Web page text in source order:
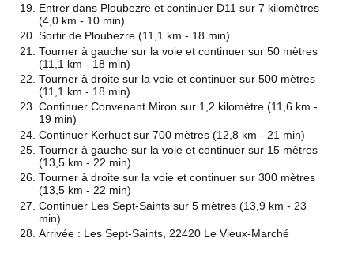
Entrer dans Ploubezre et continuer D11 sur 7 kilomètres
(4,0 km - 10 min)
Sortir de Ploubezre (11,1 km - 18 min)
Tourner à gauche sur la voie et continuer sur 50 mètres
(11,1 km - 18 min)
Tourner à droite sur la voie et continuer sur 500 mètres
(11,1 km - 18 min)
Continuer Convenant Miron sur 1,2 kilomètre (11,6 km -
19 min)
Continuer Kerhuet sur 700 mètres (12,8 km - 21 min)
Tourner à gauche sur la voie et continuer sur 15 mètres
(13,5 km - 22 min)
Tourner à droite sur la voie et continuer sur 300 mètres
(13,5 km - 22 min)
Continuer Les Sept-Saints sur 5 mètres (13,9 km - 23
min)
Arrivée : Les Sept-Saints, 22420 Le Vieux-Marché